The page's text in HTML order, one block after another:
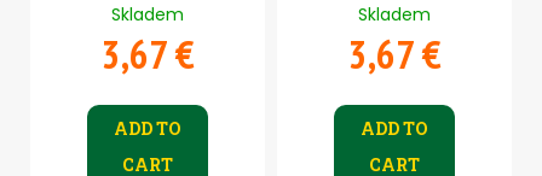
Skladem
3,67 €
ADD TO
CART
Skladem
3,67 €
ADD TO
CART